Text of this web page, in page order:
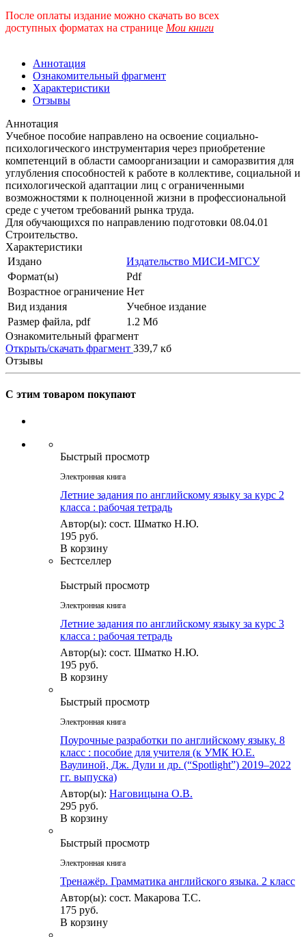
После оплаты издание можно скачать во всех
доступных форматах на странице Мои книги
Аннотация
Ознакомительный фрагмент
Характеристики
Отзывы
Аннотация
Учебное пособие направлено на освоение социально-
психологического инструментария через приобретение
компетенций в области самоорганизации и саморазвития для
углубления способностей к работе в коллективе, социальной и
психологической адаптации лиц с ограниченными
возможностями к полноценной жизни в профессиональной
среде с учетом требований рынка труда.
Для обучающихся по направлению подготовки 08.04.01
Строительство.
Характеристики
Издано
Издательство МИСИ-МГСУ
Формат(ы)
Pdf
Возрастное ограничение Нет
Вид издания
Учебное издание
Размер файла, pdf
1.2 Mб
Ознакомительный фрагмент
Открыть/скачать фрагмент 339,7 кб
Отзывы
С этим товаром покупают
Быстрый просмотр
Электронная книга
Летние задания по английскому языку за курс 2
класса : рабочая тетрадь
Автор(ы): сост. Шматко Н.Ю.
195 руб.
В корзину
Бестселлер
Быстрый просмотр
Электронная книга
Летние задания по английскому языку за курс 3
класса : рабочая тетрадь
Автор(ы): сост. Шматко Н.Ю.
195 руб.
В корзину
Быстрый просмотр
Электронная книга
Поурочные разработки по английскому языку. 8
класс : пособие для учителя (к УМК Ю.Е.
Ваулиной, Дж. Дули и др. (“Spotlight”) 2019–2022
гг. выпуска)
Автор(ы): Наговицына О.В.
295 руб.
В корзину
Быстрый просмотр
Электронная книга
Тренажёр. Грамматика английского языка. 2 класс
Автор(ы): сост. Макарова Т.С.
175 руб.
В корзину